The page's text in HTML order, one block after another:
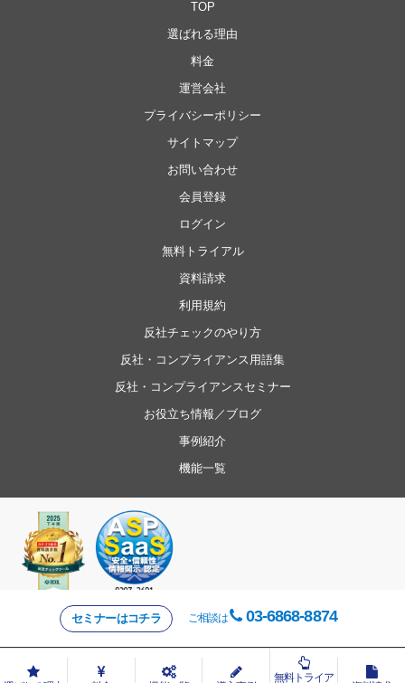
無料トライア
TOP
選ばれる理由
料金
運営会社
プライバシーポリシー
サイトマップ
お問い合わせ
会員登録
ログイン
無料トライアル
資料請求
利用規約
反社チェックのやり方
反社・コンプライアンス用語集
反社・コンプライアンスセミナー
お役立ち情報／ブログ
事例紹介
機能一覧
セミナーはコチラ ご相談は 03-6868-8874